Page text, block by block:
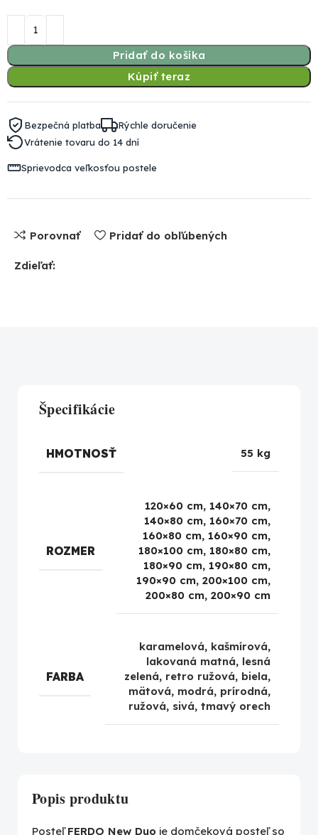
Pridať do košíka
Kúpiť teraz
Bezpečná platba
Rýchle doručenie
Vrátenie tovaru do 14 dní
Sprievodca veľkosťou postele
Porovnať Pridať do obľúbených
Zdieľať:
Popis produktu
PosteľFERDO New Duo je domčeková posteľ so
Špecifikácie
HMOTNOSŤ 55 kg
ROZMER
120×60 cm, 140×70 cm,
140×80 cm, 160×70 cm,
160×80 cm, 160×90 cm,
180×100 cm, 180×80 cm,
180×90 cm, 190×80 cm,
190×90 cm, 200×100 cm,
200×80 cm, 200×90 cm
FARBA
karamelová, kašmírová,
lakovaná matná, lesná
zelená, retro ružová, biela,
mätová, modrá, prírodná,
ružová, sivá, tmavý orech